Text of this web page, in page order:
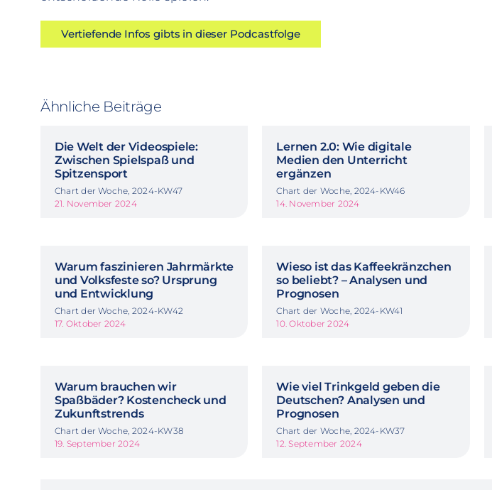
Vertiefende Infos gibts in dieser Podcastfolge
Ähnliche Beiträge
Die Welt der Videospiele:
Zwischen Spielspaß und
Spitzensport
Chart der Woche, 2024-KW47
21. November 2024
Lernen 2.0: Wie digitale
Medien den Unterricht
ergänzen
Chart der Woche, 2024-KW46
14. November 2024
Warum faszinieren Jahrmärkte
und Volksfeste so? Ursprung
und Entwicklung
Chart der Woche, 2024-KW42
17. Oktober 2024
Wieso ist das Kaffeekränzchen
so beliebt? – Analysen und
Prognosen
Chart der Woche, 2024-KW41
10. Oktober 2024
Warum brauchen wir
Spaßbäder? Kostencheck und
Zukunftstrends
Chart der Woche, 2024-KW38
19. September 2024
Wie viel Trinkgeld geben die
Deutschen? Analysen und
Prognosen
Chart der Woche, 2024-KW37
12. September 2024